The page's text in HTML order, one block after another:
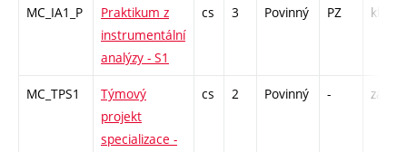
MC_IA1_P
Praktikum z
instrumentální
analýzy - S1
cs 3 Povinný PZ kl
MC_TPS1
Týmový
projekt
specializace -
cs 2 Povinný - zá